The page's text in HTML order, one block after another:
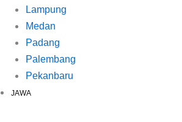
Lampung
Medan
Padang
Palembang
Pekanbaru
JAWA